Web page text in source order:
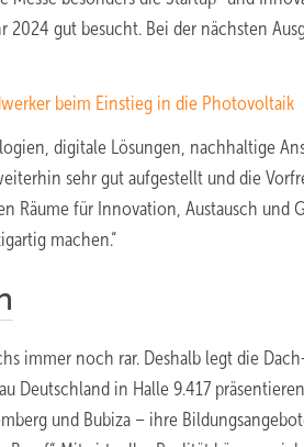
gut besucht. Bei der nächsten
beim Einstieg in die Photovoltaik
digitale Lösungen, nachhaltige
sehr gut aufgestellt und die
Räume für Innovation, Austausch und
machen.“
immer noch rar. Deshalb legt die
Deutschland in Halle 9.417
und Bubiza – ihre